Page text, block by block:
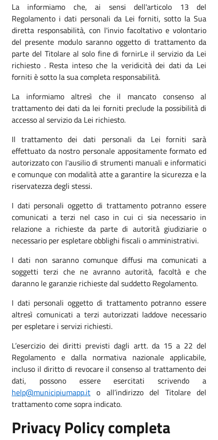
La informiamo che, ai sensi dell'articolo 13 del
Regolamento i dati personali da Lei forniti, sotto la Sua
diretta responsabilità, con l'invio facoltativo e volontario
del presente modulo saranno oggetto di trattamento da
parte del Titolare al solo fine di fornirLe il servizio da Lei
richiesto . Resta inteso che la veridicità dei dati da Lei
forniti è sotto la sua completa responsabilità.
La informiamo altresì che il mancato consenso al
trattamento dei dati da lei forniti preclude la possibilità di
accesso al servizio da Lei richiesto.
Il trattamento dei dati personali da Lei forniti sarà
effettuato da nostro personale appositamente formato ed
autorizzato con l'ausilio di strumenti manuali e informatici
e comunque con modalità atte a garantire la sicurezza e la
riservatezza degli stessi.
I dati personali oggetto di trattamento potranno essere
comunicati a terzi nel caso in cui ci sia necessario in
relazione a richieste da parte di autorità giudiziarie o
necessario per espletare obblighi fiscali o amministrativi.
I dati non saranno comunque diffusi ma comunicati a
soggetti terzi che ne avranno autorità, facoltà e che
daranno le garanzie richieste dal suddetto Regolamento.
I dati personali oggetto di trattamento potranno essere
altresì comunicati a terzi autorizzati laddove necessario
per espletare i servizi richiesti.
L’esercizio dei diritti previsti dagli artt. da 15 a 22 del
Regolamento e dalla normativa nazionale applicabile,
incluso il diritto di revocare il consenso al trattamento dei
dati, possono essere esercitati scrivendo a
help@municipiumapp.it o all’indirizzo del Titolare del
trattamento come sopra indicato.
Privacy Policy completa